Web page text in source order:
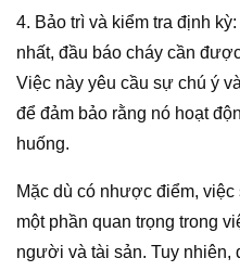
4. Bảo trì và kiểm tra định
nhất, đầu báo cháy cần
Việc này yêu cầu sự chú ý
để đảm bảo rằng nó hoạt
huống.
Mặc dù có nhược điểm,
một phần quan trọng trong
người và tài sản. Tuy nhiên,